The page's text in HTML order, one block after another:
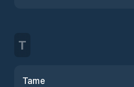
T
Tame